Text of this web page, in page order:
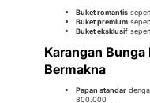
Buket romantis
Buket premium
Buket eksklusif
Karangan
Bermakna
Papan standar
800.000